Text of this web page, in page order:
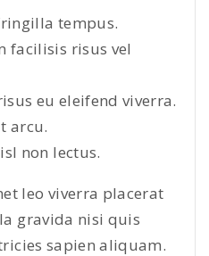
tempus.
facilisis risus vel
eu eleifend viverra.
arcu.
non lectus.
leo viverra placerat
gravida nisi quis
sapien aliquam.